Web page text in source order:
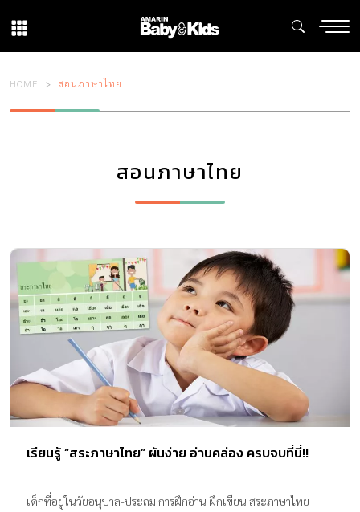
HOME สอนภาษาไทย
สอนภาษาไทย
เรียนรู้ “สระภาษาไทย” ผันง่าย อ่านคล่อง ครบจบที่นี่!!
เด็กที่อยู่ในวัยอนุบาล-ประถม การฝึกอ่าน ฝึกเขียน สระภาษาไทย